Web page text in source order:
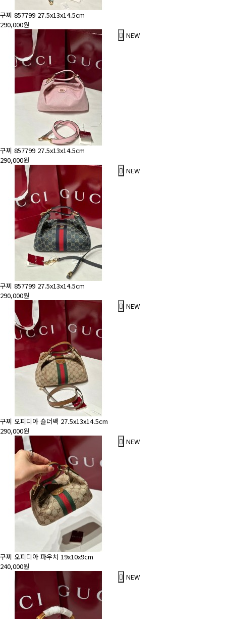
구찌 857799 27.5x13x14.5cm
290,000원
NEW
구찌 857799 27.5x13x14.5cm
290,000원
NEW
구찌 857799 27.5x13x14.5cm
290,000원
NEW
구찌 오피디아 숄더백 27.5x13x14.5cm
290,000원
NEW
구찌 오피디아 파우치 19x10x9cm
240,000원
NEW